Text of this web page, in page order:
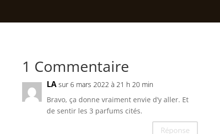
1 Commentaire
LA sur 6 mars 2022 à 21 h 20 min
Bravo, ça donne vraiment envie d’y aller. Et
de sentir les 3 parfums cités.
Réponse